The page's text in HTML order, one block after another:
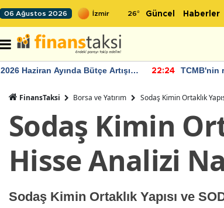
06 Ağustos 2026 26° Güncel Haberler
2026 Haziran Ayında Bütçe Artışı
22:24
TCMB'nin
FinansTaksi Borsa ve Yatırım Sodaş Kimin Ortaklık
Sodaş Kimin
Hisse Analizi
Sodaş Kimin Ortaklık Yapısı ve